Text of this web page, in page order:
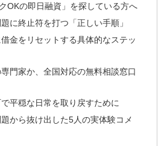
OKの即日融資」を探している方へ
に終止符を打つ「正しい手順」
金をリセットする具体的なステッ
門家か、全国対応の無料相談窓口
平穏な日常を取り戻すために
から抜け出した5人の実体験コメ